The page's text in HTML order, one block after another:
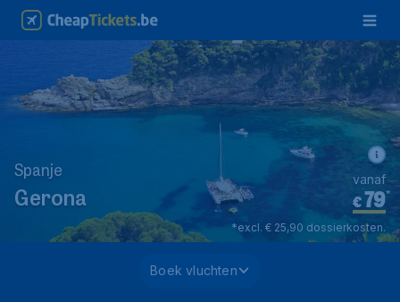
Spanje
Gerona €79*
vanaf
*excl. € 25,90 dossierkosten.
Boek vluchten